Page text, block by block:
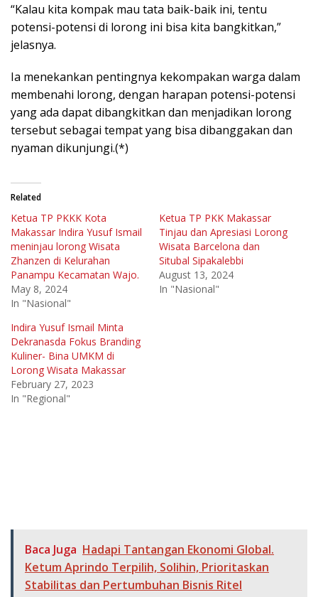
“Kalau kita kompak mau tata baik-baik ini, tentu
potensi-potensi di lorong ini bisa kita bangkitkan,”
jelasnya.
Ia menekankan pentingnya kekompakan warga dalam
membenahi lorong, dengan harapan potensi-potensi
yang ada dapat dibangkitkan dan menjadikan lorong
tersebut sebagai tempat yang bisa dibanggakan dan
nyaman dikunjungi.(*)
Related
Ketua TP PKKK Kota
Makassar Indira Yusuf Ismail
meninjau lorong Wisata
Zhanzen di Kelurahan
Panampu Kecamatan Wajo.
May 8, 2024
In "Nasional"
Ketua TP PKK Makassar
Tinjau dan Apresiasi Lorong
Wisata Barcelona dan
Situbal Sipakalebbi
August 13, 2024
In "Nasional"
Indira Yusuf Ismail Minta
Dekranasda Fokus Branding
Kuliner- Bina UMKM di
Lorong Wisata Makassar
February 27, 2023
In "Regional"
Baca Juga Hadapi Tantangan Ekonomi Global.
Ketum Aprindo Terpilih, Solihin, Prioritaskan
Stabilitas dan Pertumbuhan Bisnis Ritel